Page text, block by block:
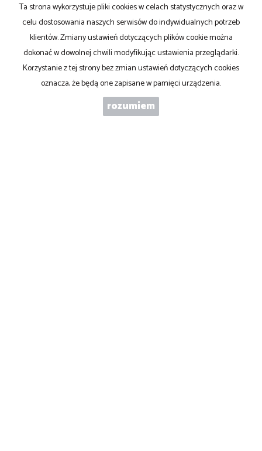
WYRAŻAM ZGODĘ NA PRZETWARZANIE PODANYCH PRZEZE MNIE
DANYCH OSOBOWYCH. ADMINISTRATOREM DANYCH JEST ABC
NIERUCHOMOŚCI S.C. IWONA PŁACZEK MAREK PARDO. MAM
PRAWO DOSTĘPU DO SWOICH DANYCH I ICH POPRAWIANIA.
PODANIE DANYCH JEST DOBROWOLNE. DANE ZBIERANE SĄ W
CELU MARKETINGOWYM ORAZ W CELU REALIZOWANIA I
WYKONANIA ZAWARTEJ UMOWY LUB DO PODJĘCIA DZIAŁAŃ NA
TWOJE ŻĄDANIE PRZED ZAWARCIEM UMOWY.
Ta strona wykorzystuje pliki cookies w celach statystycznych oraz w
celu dostosowania naszych serwisów do indywidualnych potrzeb
klientów. Zmiany ustawień dotyczących plików cookie można
dokonać w dowolnej chwili modyfikując ustawienia przeglądarki.
Korzystanie z tej strony bez zmian ustawień dotyczących cookies
oznacza, że będą one zapisane w pamięci urządzenia.
rozumiem